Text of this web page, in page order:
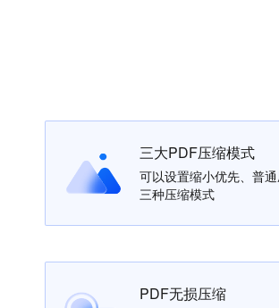
三大PDF压缩模式
可以设置缩小优先、普
三种压缩模式
PDF无损压缩